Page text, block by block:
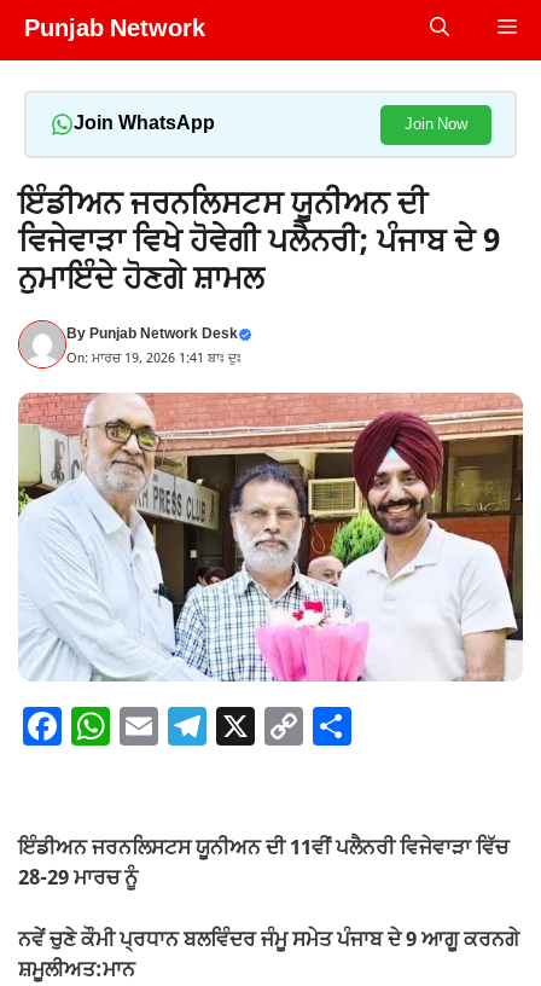
Skip
Punjab Network
Join WhatsApp Join Now
ਇੰਡੀਅਨ ਜਰਨਲਿਸਟਸ ਯੂਨੀਅਨ ਦੀ
ਵਿਜੇਵਾੜਾ ਵਿਖੇ ਹੋਵੇਗੀ ਪਲੈਨਰੀ; ਪੰਜਾਬ ਦੇ 9
ਨੁਮਾਇੰਦੇ ਹੋਣਗੇ ਸ਼ਾਮਲ
ByPunjab Network Desk
On: ਮਾਰਚ 19, 2026 1:41 ਬਾਃ ਦੁਃ
F
e
b
o
o
W
s
A
p
p
E T
gr
m
X C
y
n
k
e
ਇੰਡੀਅਨ ਜਰਨਲਿਸਟਸ ਯੂਨੀਅਨ ਦੀ 11ਵੀਂ ਪਲੈਨਰੀ ਵਿਜੇਵਾੜਾ ਵਿੱਚ
28-29 ਮਾਰਚ ਨੂੰ
ਨਵੇਂ ਚੁਣੇ ਕੌਮੀ ਪ੍ਰਧਾਨ ਬਲਵਿੰਦਰ ਜੰਮੂ ਸਮੇਤ ਪੰਜਾਬ ਦੇ 9 ਆਗੂ ਕਰਨਗੇ
ਸ਼ਮੂਲੀਅਤ:ਮਾਨ